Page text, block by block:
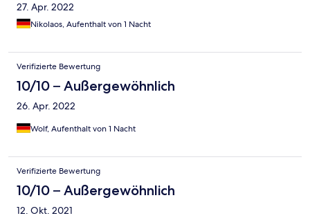
27. Apr. 2022
Nikolaos, Aufenthalt von 1 Nacht
Verifizierte Bewertung
10/10 – Außergewöhnlich
26. Apr. 2022
Wolf, Aufenthalt von 1 Nacht
Verifizierte Bewertung
10/10 – Außergewöhnlich
12. Okt. 2021